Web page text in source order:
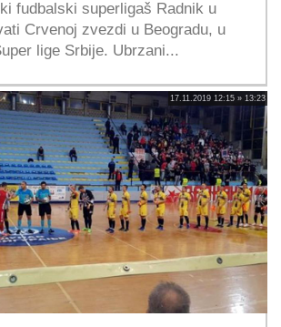
fudbalski superligaš Radnik u
Crvenoj zvezdi u Beogradu, u
lige Srbije. Ubrzani...
17.11.2019 12:15 » 13:23